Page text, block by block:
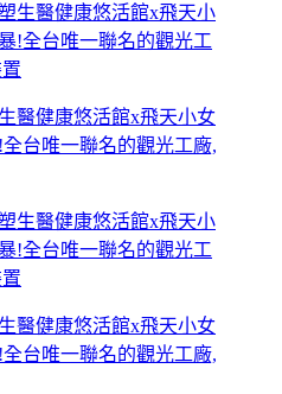
醫健康悠活館x飛天小女
台唯一聯名的觀光工廠,
醫健康悠活館x飛天小女
台唯一聯名的觀光工廠,